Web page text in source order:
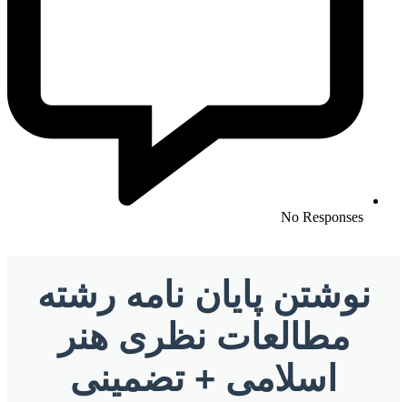
No Responses
نوشتن پایان نامه رشته
مطالعات نظری هنر
اسلامی + تضمینی